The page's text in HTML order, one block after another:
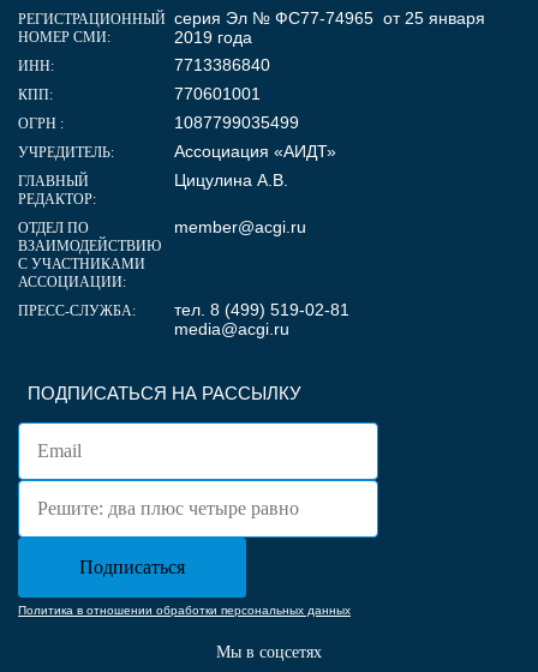
ПОДПИСАТЬСЯ НА РАССЫЛКУ
Политика в отношении обработки персональных данных
Мы в соцсетях
РЕГИСТРАЦИОННЫЙ
НОМЕР СМИ:
серия Эл № ФС77-74965 от 25 января
2019 года
ИНН: 7713386840
КПП: 770601001
ОГРН : 1087799035499
УЧРЕДИТЕЛЬ: Ассоциация «АИДТ»
ГЛАВНЫЙ
РЕДАКТОР:
Цицулина А.В.
ОТДЕЛ ПО
ВЗАИМОДЕЙСТВИЮ
С УЧАСТНИКАМИ
АССОЦИАЦИИ:
member@acgi.ru
ПРЕСС-СЛУЖБА:
тел. 8 (499) 519-02-81
media@acgi.ru